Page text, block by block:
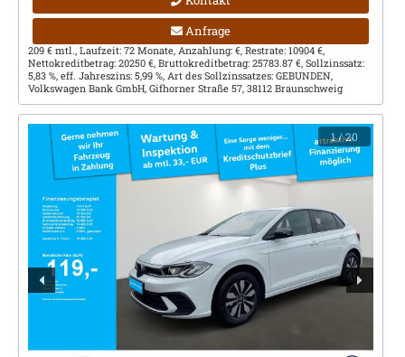
Anfrage
209 € mtl., Laufzeit: 72 Monate, Anzahlung: €, Restrate: 10904 €,
Nettokreditbetrag: 20250 €, Bruttokreditbetrag: 25783.87 €, Sollzinssatz:
5,83 %, eff. Jahreszins: 5,99 %, Art des Sollzinssatzes: GEBUNDEN,
Volkswagen Bank GmbH, Gifhorner Straße 57, 38112 Braunschweig
1/ 20